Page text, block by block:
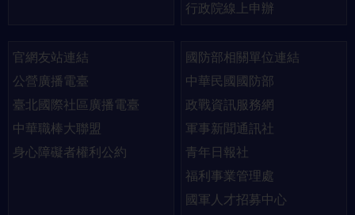
行政院線上申辦
官網友站連結
公營廣播電臺
臺北國際社區廣播電臺
中華職棒大聯盟
身心障礙者權利公約
國防部相關單位連結
中華民國國防部
政戰資訊服務網
軍事新聞通訊社
青年日報社
福利事業管理處
國軍人才招募中心